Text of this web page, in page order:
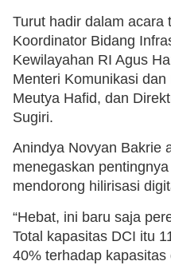
Turut hadir dalam acara
Koordinator Bidang
Kewilayahan RI Agus
Menteri Komunikasi
Meutya Hafid, dan
Sugiri.
Anindya Novyan Bakrie
menegaskan
mendorong hilirisasi
“Hebat, ini baru saja
Total kapasitas DCI itu
40% terhadap